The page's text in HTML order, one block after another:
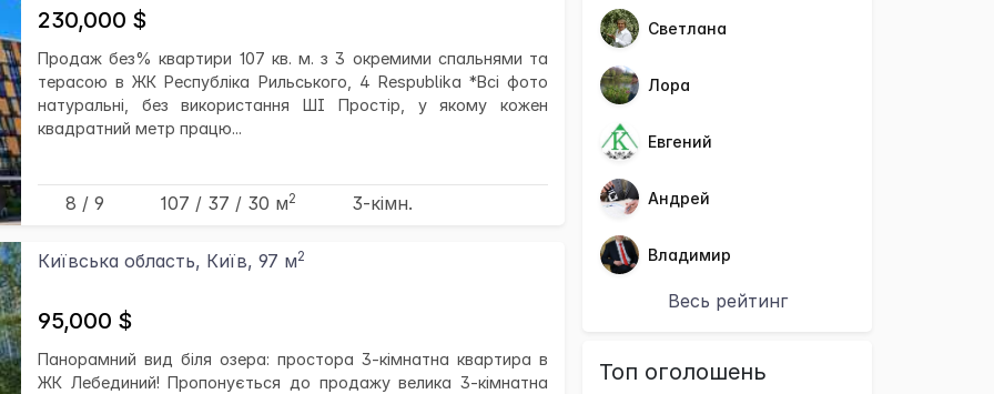
230,000 $
Продаж без% квартири 107 кв. м. з 3 окремими спальнями та
терасою в ЖК Республіка Рильського, 4 Respublika *Всі фото
натуральні, без використання ШІ Простір, у якому кожен
квадратний метр працю...
8 / 9 107 / 37 / 30 м2 3-кімн.
Київська область, Київ, 97 м2
95,000 $
Панорамний вид біля озера: простора 3-кімнатна квартира в
ЖК Лебединий! Пропонується до продажу велика 3-кімнатна
Светлана
Лора
Евгений
Андрей
Владимир
Весь рейтинг
Топ оголошень